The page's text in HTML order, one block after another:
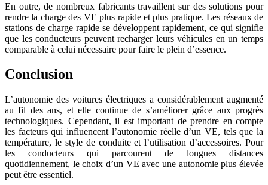
En outre, de nombreux fabricants travaillent sur des solutions pour
rendre la charge des VE plus rapide et plus pratique. Les réseaux de
stations de charge rapide se développent rapidement, ce qui signifie
que les conducteurs peuvent recharger leurs véhicules en un temps
comparable à celui nécessaire pour faire le plein d’essence.
Conclusion
L’autonomie des voitures électriques a considérablement augmenté
au fil des ans, et elle continue de s’améliorer grâce aux progrès
technologiques. Cependant, il est important de prendre en compte
les facteurs qui influencent l’autonomie réelle d’un VE, tels que la
température, le style de conduite et l’utilisation d’accessoires. Pour
les conducteurs qui parcourent de longues distances
quotidiennement, le choix d’un VE avec une autonomie plus élevée
peut être essentiel.